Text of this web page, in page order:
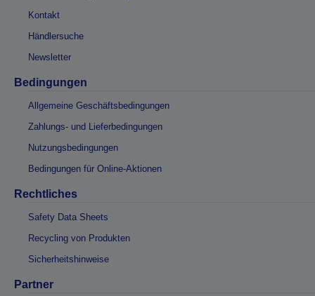
Kontakt
Händlersuche
Newsletter
Bedingungen
Allgemeine Geschäftsbedingungen
Zahlungs- und Lieferbedingungen
Nutzungsbedingungen
Bedingungen für Online-Aktionen
Rechtliches
Safety Data Sheets
Recycling von Produkten
Sicherheitshinweise
Partner